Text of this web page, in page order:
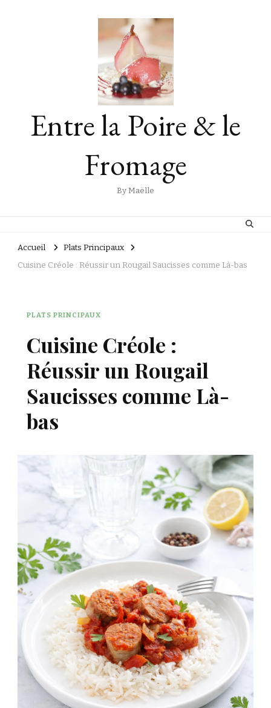
Entre la Poire & le
Fromage
By Maëlle
Accueil
Plats Principaux
Cuisine Créole : Réussir un Rougail Saucisses comme Là-bas
PLATS PRINCIPAUX
Cuisine Créole :
Réussir un Rougail
Saucisses comme Là-
bas